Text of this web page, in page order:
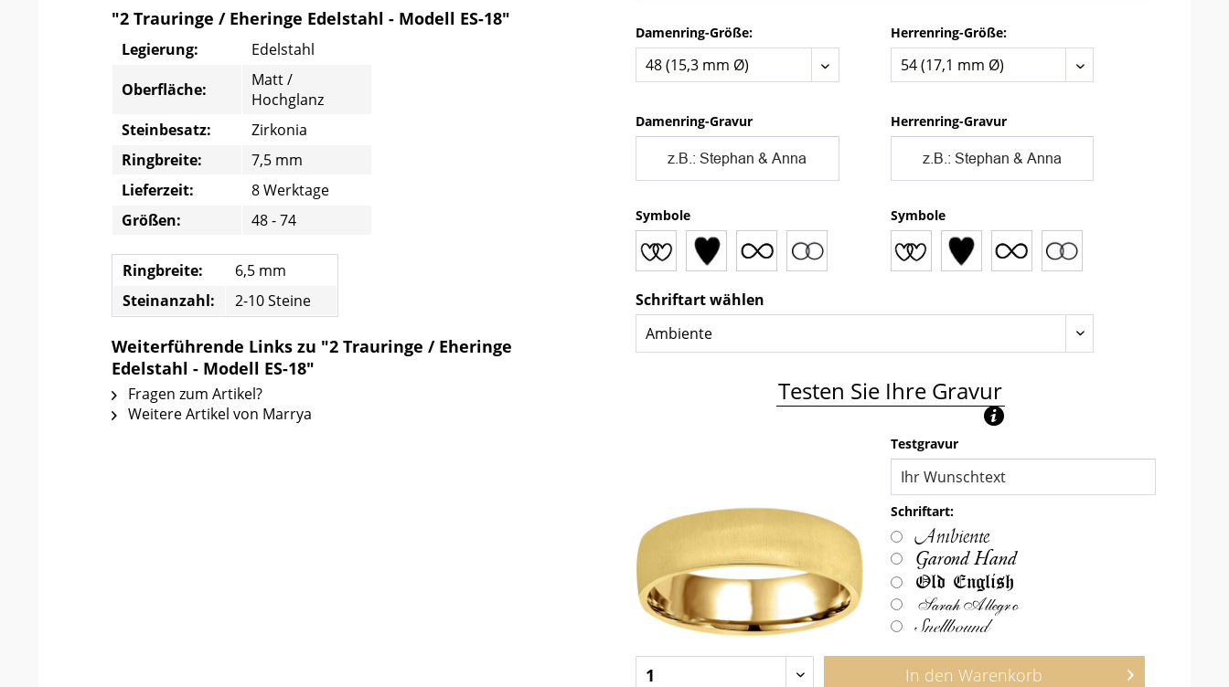
"2 Trauringe / Eheringe Edelstahl - Modell ES-18"
Legierung:
Edelstahl
Oberfläche:
Matt /
Hochglanz
Steinbesatz:
Zirkonia
Ringbreite:
7,5 mm
Lieferzeit:
8 Werktage
Größen:
48 - 74
Ringbreite:
6,5 mm
Steinanzahl:
2-10 Steine
Weiterführende Links zu "2 Trauringe / Eheringe
Edelstahl - Modell ES-18"
Fragen zum Artikel?
Weitere Artikel von Marrya
Damenring-Größe: Herrenring-Größe:
Damenring-Gravur Herrenring-Gravur
Symbole Symbole
Schriftart wählen
Testen Sie Ihre Gravur
Testgravur
Schriftart:
Ambiente
Garond Hand
Old English
Sarah Allegro
Snellbound
In den Warenkorb